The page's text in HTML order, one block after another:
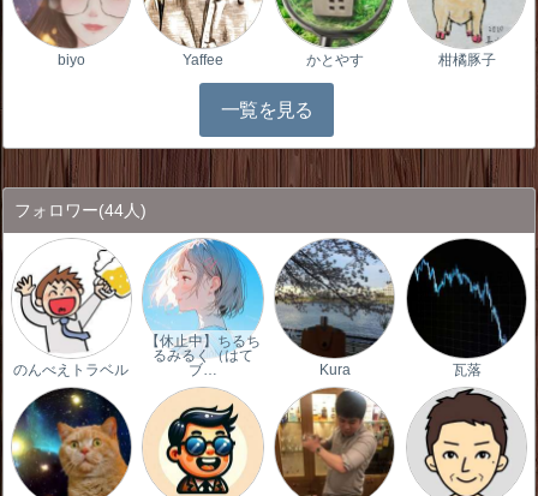
biyo Yaffee かとやす 柑橘豚子
一覧を見る
フォロワー(44人)
のんべえトラベル
【休止中】ちるち
るみるく（はて
ブ…
Kura 瓦落